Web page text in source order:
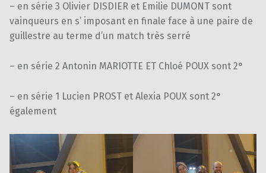
– en série 3 Olivier DISDIER et Emilie DUMONT sont
vainqueurs en s’ imposant en finale face à une paire de
guillestre au terme d’un match très serré
– en série 2 Antonin MARIOTTE ET Chloé POUX sont 2°
– en série 1 Lucien PROST et Alexia POUX sont 2°
également